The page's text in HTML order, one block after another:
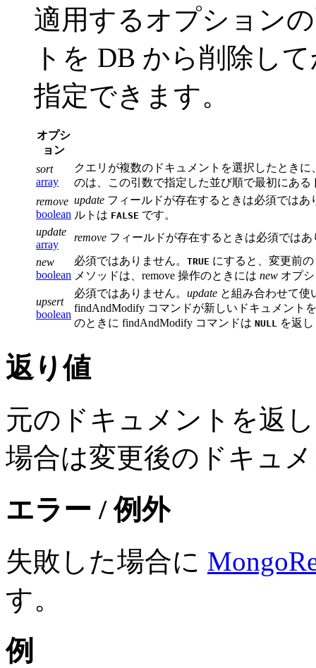
適用するオプション
トを DB から削除し
指定できます。
オプシ
ョン
sort
array
クエリが複数のドキュメントを選択したとき
のは、この引数で指定した並び順で最初にある
remove
boolean
update フィールドが存在するときは必須ではあ
ルトは FALSE です。
update
array
remove フィールドが存在するときは必須では
new
boolean
必須ではありません。 TRUE にすると、変更前
メソッドは、remove 操作のときには new オプ
upsert
boolean
必須ではありません。 update と組み合わせて使
findAndModify コマンドが新しいドキュメント
のときに findAndModify コマンドは NULL を返
返り値
元のドキュメントを返
場合は変更後のドキュ
エラー / 例外
失敗した場合に
す。
例